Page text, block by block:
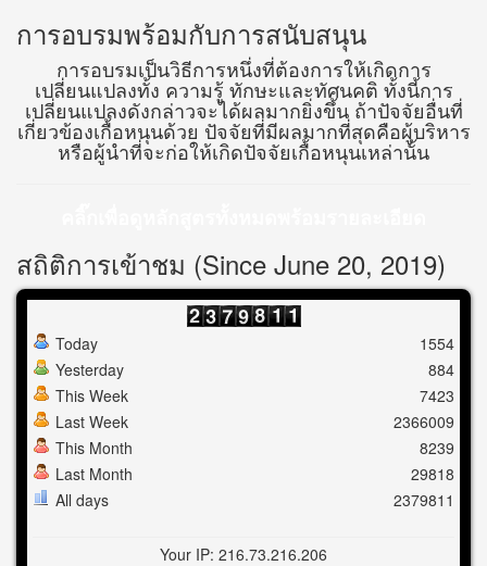
การอบรมพร้อมกับการสนับสนุน
การอบรมเป็นวิธีการหนึ่งที่ต้องการให้เกิดการ
เปลี่ยนแปลงทั้ง ความรู้ ทักษะและทัศนคติ ทั้งนี้การ
เปลี่ยนแปลงดังกล่าวจะได้ผลมากยิ่งขึ้น ถ้าปัจจัยอื่นที่
เกี่ยวข้องเกื้อหนุนด้วย ปัจจัยที่มีผลมากที่สุดคือผู้บริหาร
หรือผู้นำที่จะก่อให้เกิดปัจจัยเกื้อหนุนเหล่านั้น
สถิติการเข้าชม (Since June 20, 2019)
Today
Yesterday
This Week
Last Week
This Month
Last Month
All days
1554
884
7423
2366009
8239
29818
2379811
Your IP: 216.73.216.206